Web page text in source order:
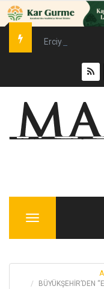
Erciyes
Menu
BÜYÜKŞEHİR’DEN